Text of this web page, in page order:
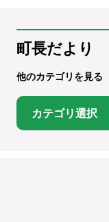
町長だより
他のカテゴリを見る
カテゴリ選択